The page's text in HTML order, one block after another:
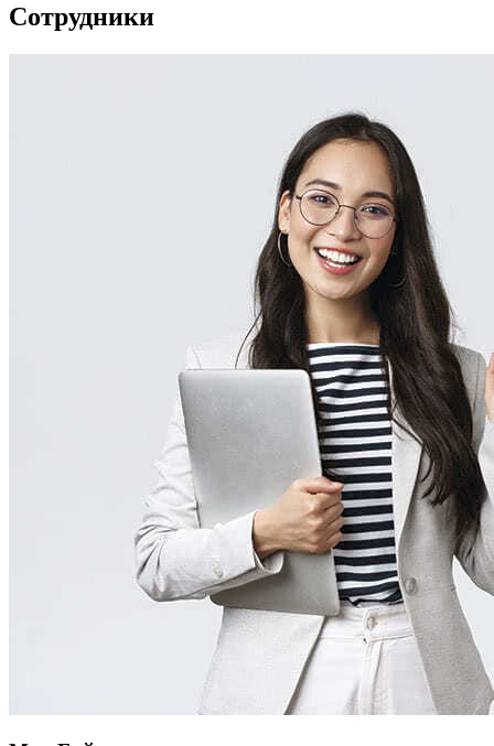
Сотрудники